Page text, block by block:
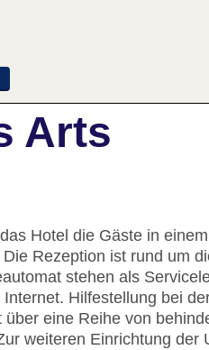
Arts
Hotel die Gäste in
Rezeption ist rund um
stehen als
Hilfestellung bei
über eine Reihe von
weiteren Einrichtung der